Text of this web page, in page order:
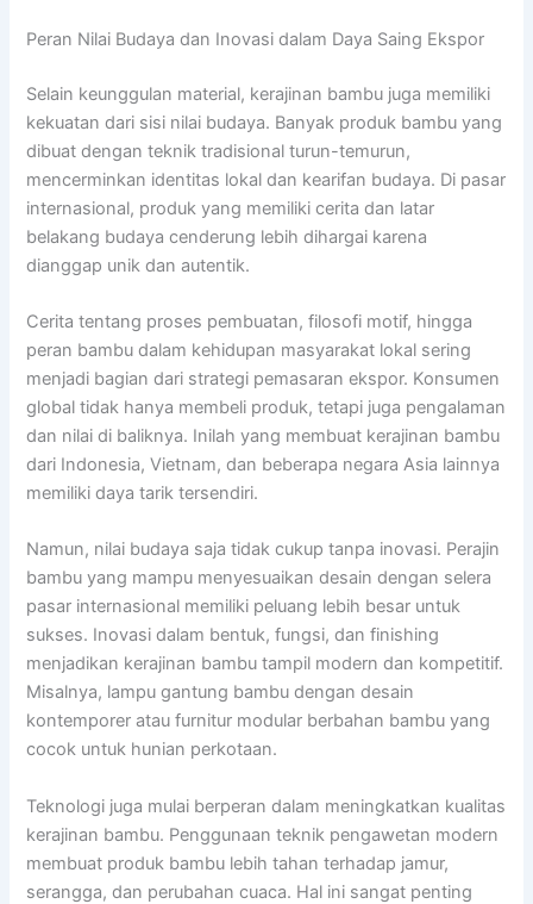
Peran Nilai Budaya dan Inovasi dalam Daya Saing Ekspor
Selain keunggulan material, kerajinan bambu juga memiliki
kekuatan dari sisi nilai budaya. Banyak produk bambu yang
dibuat dengan teknik tradisional turun-temurun,
mencerminkan identitas lokal dan kearifan budaya. Di pasar
internasional, produk yang memiliki cerita dan latar
belakang budaya cenderung lebih dihargai karena
dianggap unik dan autentik.
Cerita tentang proses pembuatan, filosofi motif, hingga
peran bambu dalam kehidupan masyarakat lokal sering
menjadi bagian dari strategi pemasaran ekspor. Konsumen
global tidak hanya membeli produk, tetapi juga pengalaman
dan nilai di baliknya. Inilah yang membuat kerajinan bambu
dari Indonesia, Vietnam, dan beberapa negara Asia lainnya
memiliki daya tarik tersendiri.
Namun, nilai budaya saja tidak cukup tanpa inovasi. Perajin
bambu yang mampu menyesuaikan desain dengan selera
pasar internasional memiliki peluang lebih besar untuk
sukses. Inovasi dalam bentuk, fungsi, dan finishing
menjadikan kerajinan bambu tampil modern dan kompetitif.
Misalnya, lampu gantung bambu dengan desain
kontemporer atau furnitur modular berbahan bambu yang
cocok untuk hunian perkotaan.
Teknologi juga mulai berperan dalam meningkatkan kualitas
kerajinan bambu. Penggunaan teknik pengawetan modern
membuat produk bambu lebih tahan terhadap jamur,
serangga, dan perubahan cuaca. Hal ini sangat penting